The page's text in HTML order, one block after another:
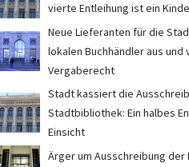
vierte Entleihung ist ein
Neue Lieferanten für die
lokalen Buchhändler aus
Vergaberecht
Stadt kassiert die
Stadtbibliothek: Ein halbes
Einsicht
Ärger um Ausschreibung